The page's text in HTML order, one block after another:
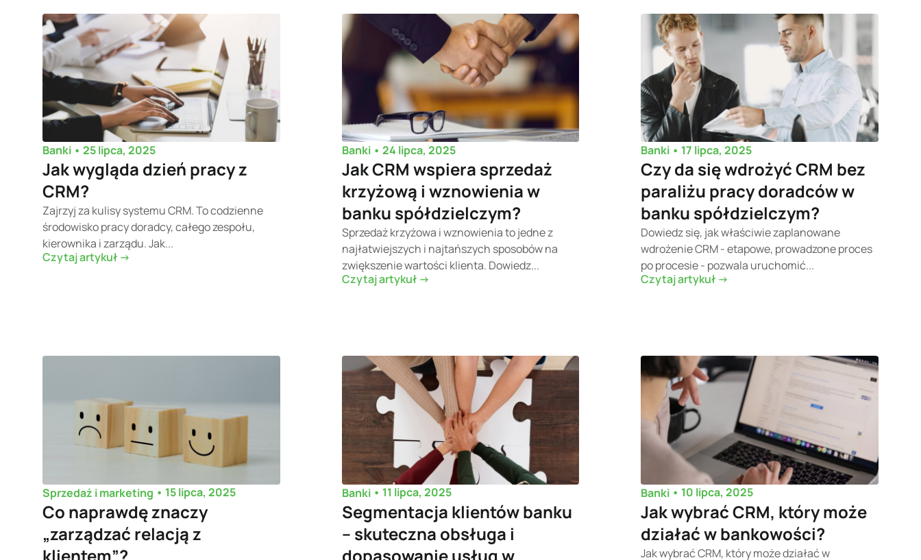
Banki • 25 lipca, 2025
Jak wygląda dzień pracy z
CRM?
Zajrzyj za kulisy systemu CRM. To codzienne
środowisko pracy doradcy, całego zespołu,
kierownika i zarządu. Jak...
Czytaj artykuł ->
Banki • 24 lipca, 2025
Jak CRM wspiera sprzedaż
krzyżową i wznowienia w
banku spółdzielczym?
Sprzedaż krzyżowa i wznowienia to jedne z
najłatwiejszych i najtańszych sposobów na
zwiększenie wartości klienta. Dowiedz...
Czytaj artykuł ->
Banki • 17 lipca, 2025
Czy da się wdrożyć CRM bez
paraliżu pracy doradców w
banku spółdzielczym?
Dowiedz się, jak właściwie zaplanowane
wdrożenie CRM - etapowe, prowadzone proces
po procesie - pozwala uruchomić...
Czytaj artykuł ->
Sprzedaż i marketing • 15 lipca, 2025
Co naprawdę znaczy
„zarządzać relacją z
Banki • 11 lipca, 2025
Segmentacja klientów banku
– skuteczna obsługa i
Banki • 10 lipca, 2025
Jak wybrać CRM, który może
działać w bankowości?
Jak wybrać CRM, który może działać w